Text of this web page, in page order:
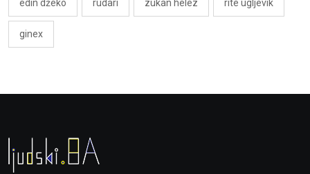
edin džeko rudari zukan helez rite ugljevik
ginex